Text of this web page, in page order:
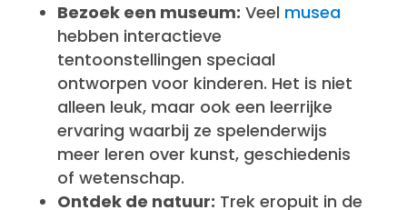
Bezoek een museum: Veel musea
hebben interactieve
tentoonstellingen speciaal
ontworpen voor kinderen. Het is niet
alleen leuk, maar ook een leerrijke
ervaring waarbij ze spelenderwijs
meer leren over kunst, geschiedenis
of wetenschap.
Ontdek de natuur: Trek eropuit in de